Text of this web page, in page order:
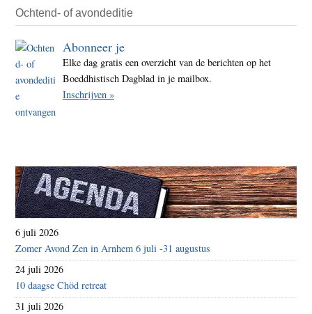
Ochtend- of avondeditie
Abonneer je
Elke dag gratis een overzicht van de berichten op het
Boeddhistisch Dagblad in je mailbox.
Inschrijven »
6 juli 2026
Zomer Avond Zen in Arnhem 6 juli -31 augustus
24 juli 2026
10 daagse Chöd retreat
31 juli 2026